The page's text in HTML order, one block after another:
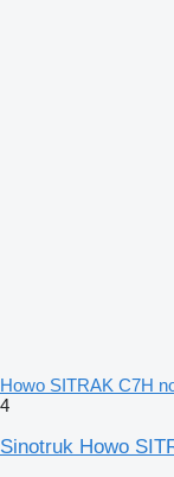
Howo SITRAK C7H
4
Sinotruk Howo